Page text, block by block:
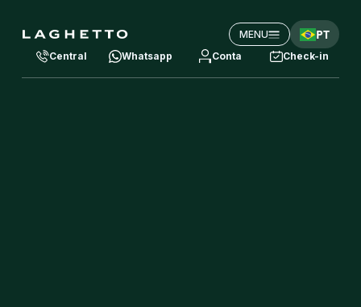
MENU PT
Central Whatsapp Conta Check-in